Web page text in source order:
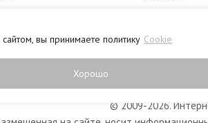
сайтом, вы принимаете политику Cookie
Хорошо Политика
© 2009-2026.